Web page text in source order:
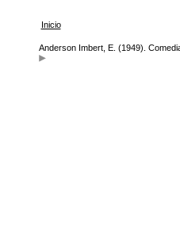
Inicio
Anderson Imbert, E. (1949).